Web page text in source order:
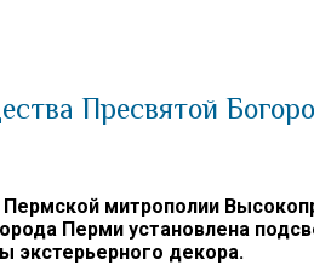
Пресвятой
митрополии
Перми установлена
экстерьерного декора.